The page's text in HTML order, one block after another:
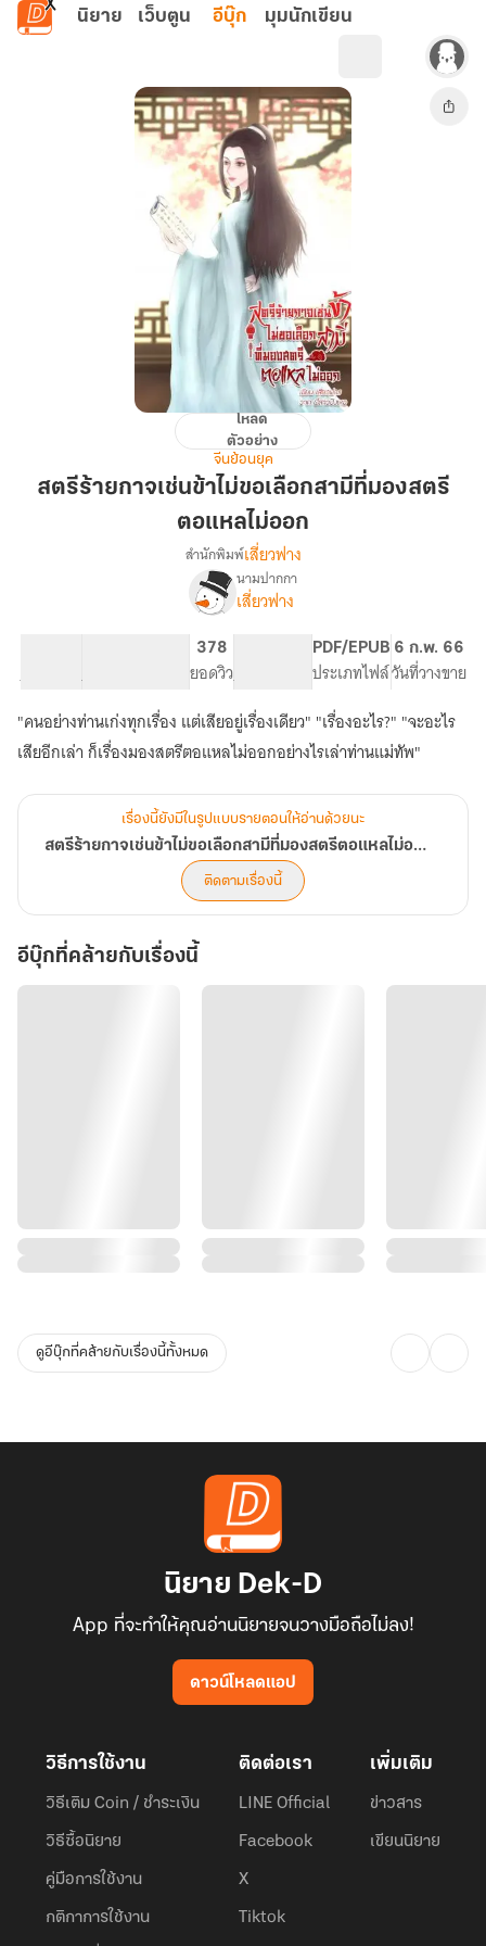
ข้ามไปยังเนื้อหาหลัก
นิยาย เว็บตูน อีบุ๊ก มุมนักเขียน
ร้ายกาจ
เช่น
ตอแหล
ไม่
ออก
โหลด
ตัวอย่าง
จีนย้อนยุค
สตรีร้ายกาจเช่นข้าไม่ขอเลือกสามีที่มองสตรี
ตอแหลไม่ออก
เรื่อง
สตรี
ขอ
เลือก
สามี
มอง
สตรี
ตอแหล
ไม่
ออก
สำนักพิมพ์เสี่ยวฟาง
นามปากกา
เสี่ยวฟาง
จำนวนคำ จำนวนหน้า (A5)
378
ยอดวิวระดับเนื้อหา
PDF/EPUB
ประเภทไฟล์
6 ก.พ. 66
วันที่วางขาย
"คนอย่างท่านเก่งทุกเรื่อง แต่เสียอยู่เรื่องเดียว" "เรื่องอะไร?" "จะอะไร
เสียอีกเล่า ก็เรื่องมองสตรีตอแหลไม่ออกอย่างไรเล่าท่านแม่ทัพ"
เรื่องนี้ยังมีในรูปแบบรายตอนให้อ่านด้วยนะ
สตรีร้ายกาจเช่นข้าไม่ขอเลือกสามีที่มองสตรีตอแหลไม่ออก
ติดตามเรื่องนี้
อีบุ๊กที่คล้ายกับเรื่องนี้
ดูอีบุ๊กที่คล้ายกับเรื่องนี้ทั้งหมด
นิยาย Dek-D
App ที่จะทำให้คุณอ่านนิยายจนวางมือถือไม่ลง!
ดาวน์โหลดแอป
วิธีการใช้งาน
วิธีเติม Coin / ชำระเงิน
วิธีซื้อนิยาย
คู่มือการใช้งาน
กติกาการใช้งาน
ติดต่อเรา
LINE Official
Facebook
X
Tiktok
เพิ่มเติม
ข่าวสาร
เขียนนิยาย